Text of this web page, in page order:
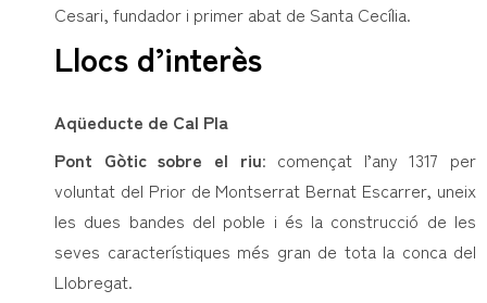
Cesari, fundador i primer abat de Santa Cecília.
Llocs d’interès
Aqüeducte de Cal Pla
Pont Gòtic sobre el riu: començat l’any 1317 per
voluntat del Prior de Montserrat Bernat Escarrer, uneix
les dues bandes del poble i és la construcció de les
seves característiques més gran de tota la conca del
Llobregat.